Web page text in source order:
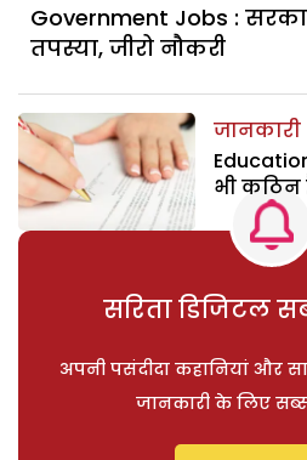
Government Jobs :
तपस्या, जीरो नौकरी
जानकारी
भी कठिन
सरिता डिजिटल
अपनी पसंदीदा कहानियां और
जानकारी के लिए